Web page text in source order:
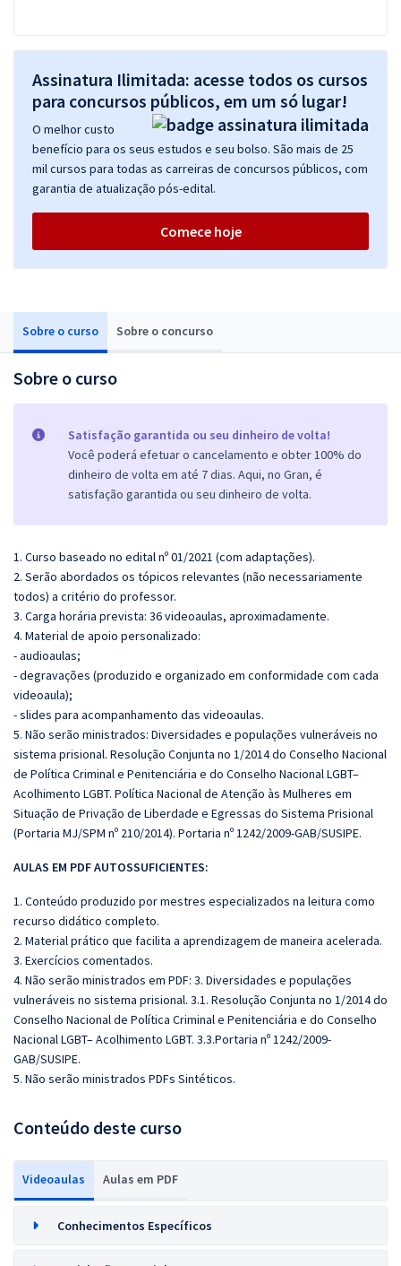
Sobre o curso Sobre o concurso
Sobre o curso
Satisfação garantida ou seu dinheiro de volta!
Você poderá efetuar o cancelamento e obter 100% do
dinheiro de volta em até 7 dias. Aqui, no Gran, é
satisfação garantida ou seu dinheiro de volta.
1. Curso baseado no edital nº 01/2021 (com adaptações).
2. Serão abordados os tópicos relevantes (não necessariamente
todos) a critério do professor.
3. Carga horária prevista: 36 videoaulas, aproximadamente.
4. Material de apoio personalizado:
- audioaulas;
- degravações (produzido e organizado em conformidade com cada
videoaula);
- slides para acompanhamento das videoaulas.
5. Não serão ministrados: Diversidades e populações vulneráveis no
sistema prisional. Resolução Conjunta no 1/2014 do Conselho Nacional
de Política Criminal e Penitenciária e do Conselho Nacional LGBT–
Acolhimento LGBT. Política Nacional de Atenção às Mulheres em
Situação de Privação de Liberdade e Egressas do Sistema Prisional
(Portaria MJ/SPM nº 210/2014). Portaria nº 1242/2009-GAB/SUSIPE.
AULAS EM PDF AUTOSSUFICIENTES:
1. Conteúdo produzido por mestres especializados na leitura como
recurso didático completo.
2. Material prático que facilita a aprendizagem de maneira acelerada.
3. Exercícios comentados.
4. Não serão ministrados em PDF: 3. Diversidades e populações
vulneráveis no sistema prisional. 3.1. Resolução Conjunta no 1/2014 do
Conselho Nacional de Política Criminal e Penitenciária e do Conselho
Nacional LGBT– Acolhimento LGBT. 3.3.Portaria nº 1242/2009-
GAB/SUSIPE.
5. Não serão ministrados PDFs Sintéticos.
Conteúdo deste curso
Videoaulas Aulas em PDF
Conhecimentos Específicos
Assinatura Ilimitada: acesse todos os cursos
para concursos públicos, em um só lugar!
O melhor custo
benefício para os seus estudos e seu bolso. São mais de 25
mil cursos para todas as carreiras de concursos públicos, com
garantia de atualização pós-edital.
Comece hoje